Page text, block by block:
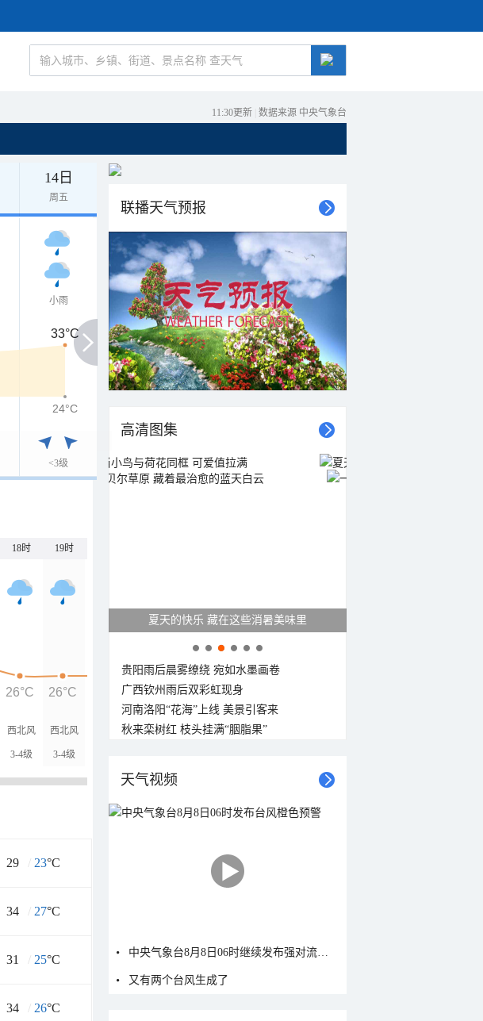
11:30更新 数据来源 中央气象台
14日
周五
小雨
<3级
33°C
24°C
18时 19时
西北风
3-4级
西北风
3-4级
西风 西北风 西北风
26°C
26°C 26°C 26°C 26°C
29 / 23°C
34 / 27°C
31 / 25°C
34 / 26°C
联播天气预报
高清图集
夏天的快乐 藏在这些消暑美味里
贵阳雨后晨雾缭绕 宛如水墨画卷
广西钦州雨后双彩虹现身
河南洛阳“花海”上线 美景引客来
秋来栾树红 枝头挂满“胭脂果”
天气视频
又有两个台风生成了